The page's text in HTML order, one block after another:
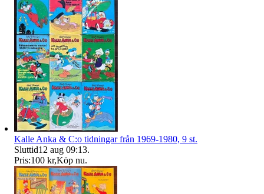
Kalle Anka & C:o tidningar från 1969-1980, 9 st.
Sluttid12 aug 09:13.
Pris:100 kr,Köp nu.